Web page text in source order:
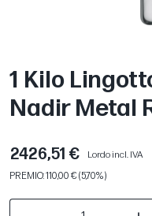
1 Kilo
Nadir Metal
2426,51 €
Lordo incl. IVA
PREMIO: 110,00 € (5,70%)